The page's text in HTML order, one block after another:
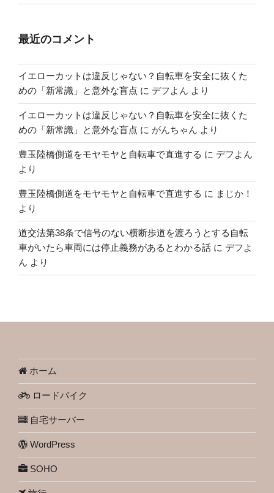
最近のコメント
イエローカットは違反じゃない？自転車を安全に抜くた
めの「新常識」と意外な盲点 に デフよん より
イエローカットは違反じゃない？自転車を安全に抜くた
めの「新常識」と意外な盲点 に がんちゃん より
豊玉陸橋側道をモヤモヤと自転車で直進する に デフよん
より
豊玉陸橋側道をモヤモヤと自転車で直進する に まじか！
より
道交法第38条で信号のない横断歩道を渡ろうとする自転
車がいたら車両には停止義務があるとわかる話 に デフよ
ん より
ホーム
ロードバイク
自宅サーバー
WordPress
SOHO